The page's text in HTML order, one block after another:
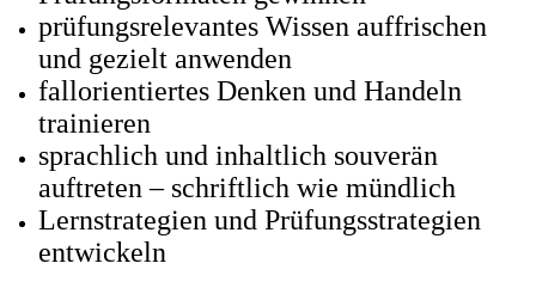
prüfungsrelevantes Wissen auffrischen
und gezielt anwenden
fallorientiertes Denken und Handeln
trainieren
sprachlich und inhaltlich souverän
auftreten – schriftlich wie mündlich
Lernstrategien und Prüfungsstrategien
entwickeln